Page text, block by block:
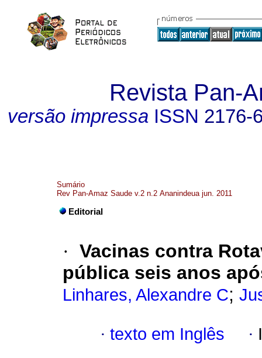
Revista Pan-
versão impressa ISSN 2176-
Sumário
Rev Pan-Amaz Saude v.2 n.2 Ananindeua jun. 2011
Editorial
· Vacinas contra
pública seis anos
Linhares, Alexandre C;
· texto em Inglês ·